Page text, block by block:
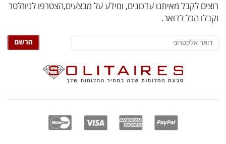
רוצים לקבל מאיתנו עדכונים, ומידע על מבצעים,הצטרפו לניוזלטר
וקבלו הכל לדואר.